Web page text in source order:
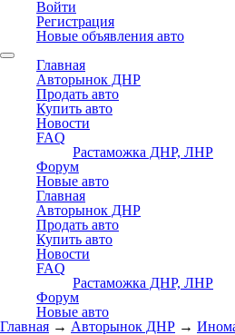
Войти
Регистрация
Новые объявления авто
Главная
Авторынок ДНР
Продать авто
Купить авто
Новости
FAQ
Растаможка ДНР, ЛНР
Форум
Новые авто
Главная
Авторынок ДНР
Продать авто
Купить авто
Новости
FAQ
Растаможка ДНР, ЛНР
Форум
Новые авто
Главная → Авторынок ДНР →